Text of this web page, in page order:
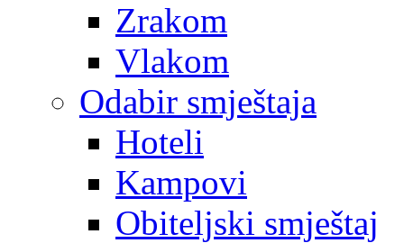
Zrakom
Vlakom
Odabir smještaja
Hoteli
Kampovi
Obiteljski smještaj